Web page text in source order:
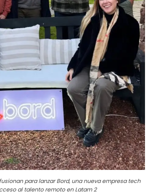
para lanzar Bord, una nueva empresa tech
al talento remoto en Latam 2